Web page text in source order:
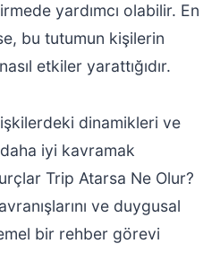
yardımcı olabilir. En
bu tutumun kişilerin
etkiler yarattığıdır.
dinamikleri ve
iyi kavramak
Trip Atarsa Ne Olur?
ve duygusal
bir rehber görevi